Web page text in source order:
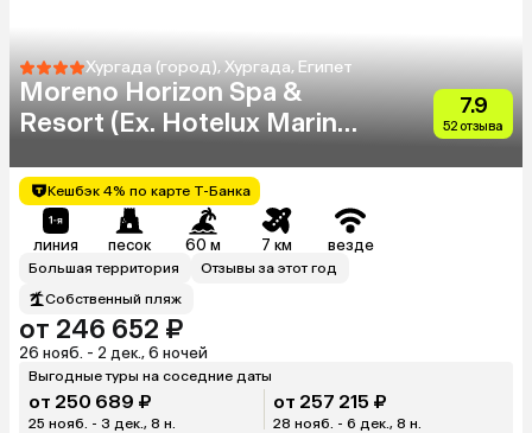
Хургада (город), Хургада, Египет
Moreno Horizon Spa &
Resort (Ex. Hotelux Marina
7.9
52 отзыва
Кешбэк 4% по карте Т-Банка
линия песок 60 м 7 км везде
Большая территория
Отзывы за этот год
Собственный пляж
от 246 652 ₽
26 нояб. - 2 дек., 6 ночей
Выгодные туры на соседние даты
от 250 689 ₽
25 нояб. - 3 дек., 8 н.
от 257 215 ₽
28 нояб. - 6 дек., 8 н.